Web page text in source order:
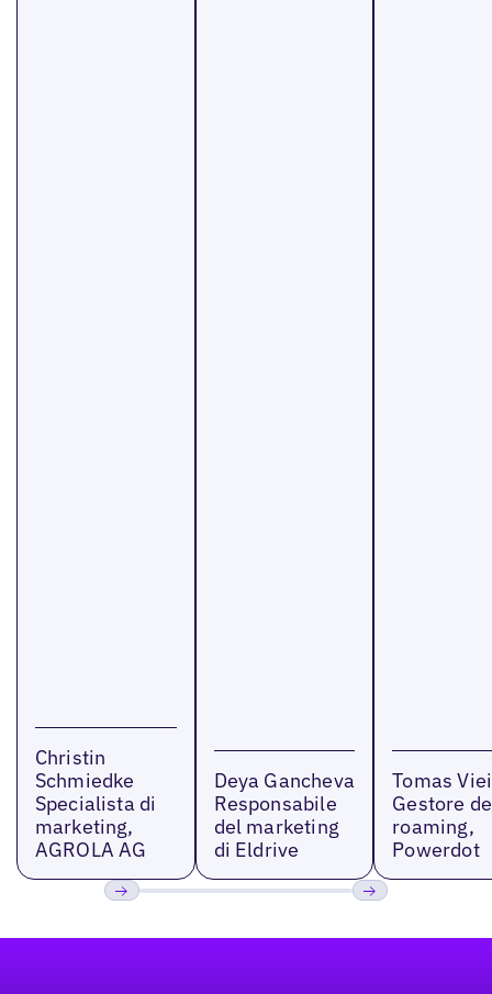
Christin
Schmiedke
Specialista di
marketing,
AGROLA AG
Deya Gancheva
Responsabile
del marketing
di Eldrive
Tomas
Gestore
roaming,
Powerdot